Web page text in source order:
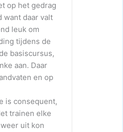
op het gedrag
want daar valt
leuk om
tijdens de
basiscursus,
aan. Daar
en op
is consequent,
trainen elke
uit kon